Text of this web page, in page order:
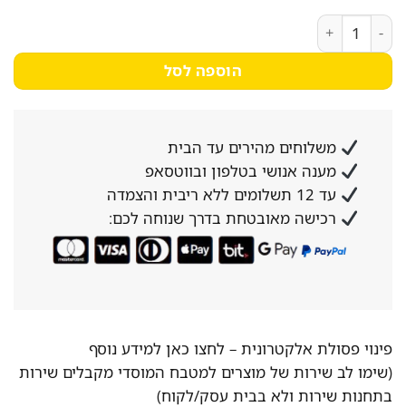
כמות של כיריים גז אלקטרולוקס 5 להבות שחור אלקטרולוקס דגם KGG7536K
הוספה לסל
משלוחים מהירים עד הבית
מענה אנושי בטלפון ובווטסאפ
עד 12 תשלומים ללא ריבית והצמדה
רכישה מאובטחת בדרך שנוחה לכם:
פינוי פסולת אלקטרונית –לחצו כאן למידע נוסף
(שימו לב שירות של מוצרים למטבח המוסדי מקבלים שירות
בתחנות שירות ולא בבית עסק/לקוח)